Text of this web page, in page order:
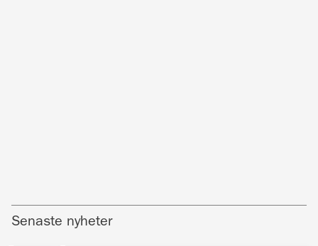
Senaste nyheter